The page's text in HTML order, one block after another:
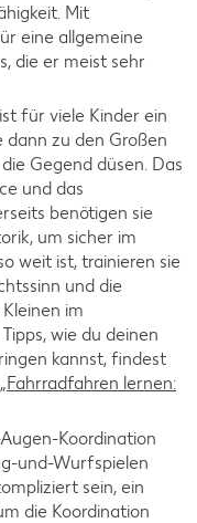
Mit
eine allgemeine
die er meist sehr
für viele Kinder ein
dann zu den Großen
Gegend düsen. Das
und das
benötigen sie
um sicher im
weit ist, trainieren sie
und die
im
wie du deinen
kannst, findest
Fahrradfahren lernen:
Koordination
und-Wurfspielen
sein, ein
die Koordination